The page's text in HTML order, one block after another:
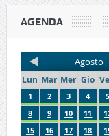
AGENDA
Agosto
Lun Mar Mer Gio
1 2 3 4 5
8
9 10 11
15
16 17 18